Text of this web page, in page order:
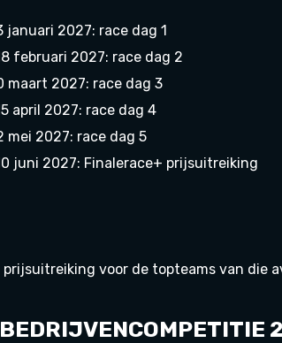
2027: race dag 1
februari 2027: race dag 2
maart 2027: race dag 3
april 2027: race dag 4
mei 2027: race dag 5
juni 2027: Finalerace+ prijsuitreiking
prijsuitreiking voor de topteams van die